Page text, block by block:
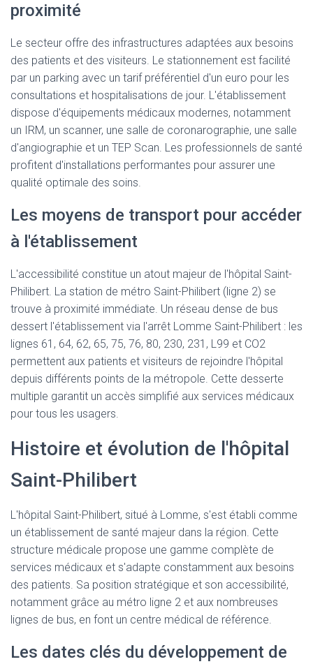
proximité
Le secteur offre des infrastructures adaptées aux besoins
des patients et des visiteurs. Le stationnement est facilité
par un parking avec un tarif préférentiel d'un euro pour les
consultations et hospitalisations de jour. L'établissement
dispose d'équipements médicaux modernes, notamment
un IRM, un scanner, une salle de coronarographie, une salle
d'angiographie et un TEP Scan. Les professionnels de santé
profitent d'installations performantes pour assurer une
qualité optimale des soins.
Les moyens de transport pour accéder
à l'établissement
L'accessibilité constitue un atout majeur de l'hôpital Saint-
Philibert. La station de métro Saint-Philibert (ligne 2) se
trouve à proximité immédiate. Un réseau dense de bus
dessert l'établissement via l'arrêt Lomme Saint-Philibert : les
lignes 61, 64, 62, 65, 75, 76, 80, 230, 231, L99 et CO2
permettent aux patients et visiteurs de rejoindre l'hôpital
depuis différents points de la métropole. Cette desserte
multiple garantit un accès simplifié aux services médicaux
pour tous les usagers.
Histoire et évolution de l'hôpital
Saint-Philibert
L'hôpital Saint-Philibert, situé à Lomme, s'est établi comme
un établissement de santé majeur dans la région. Cette
structure médicale propose une gamme complète de
services médicaux et s'adapte constamment aux besoins
des patients. Sa position stratégique et son accessibilité,
notamment grâce au métro ligne 2 et aux nombreuses
lignes de bus, en font un centre médical de référence.
Les dates clés du développement de